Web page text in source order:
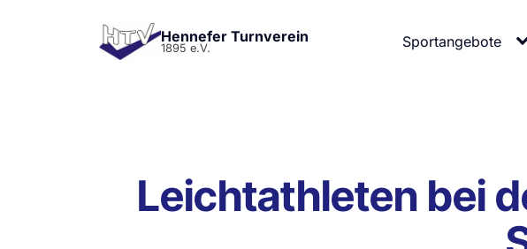
Hennefer Turnverein
1895 e.V. Sportangebote
Leichtathleten bei